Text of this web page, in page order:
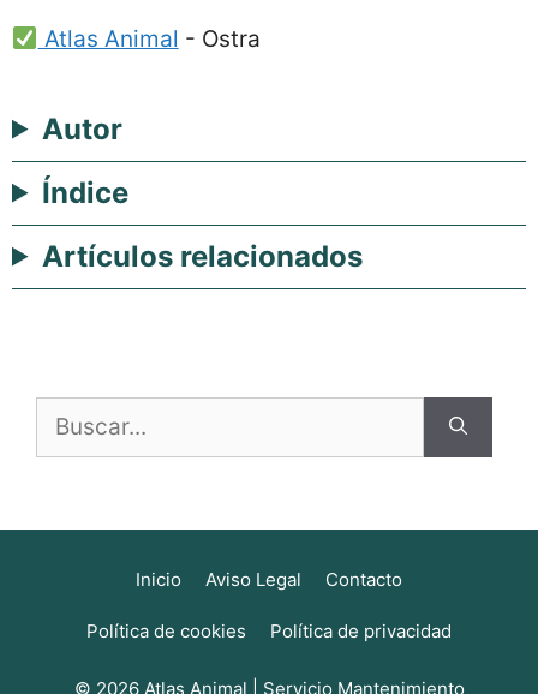
Atlas Animal - Ostra
Autor
Índice
Artículos relacionados
Buscar:
Inicio Aviso Legal Contacto
Política de cookies Política de privacidad
© 2026 Atlas Animal | Servicio Mantenimiento